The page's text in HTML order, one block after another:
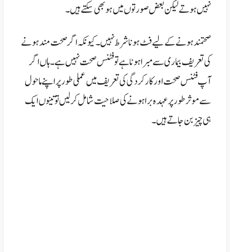
نہیں ہوتے لیکن بعض صورتوں میں ہو بھی سکتے ہیں۔
صحتمند ہونے کے لیے فٹ ہونا شرط نہیں۔ کیونکہ اگر صحت مند ہونے
کی تعریف بیماری سے مبرا ہونا ہے تو فٹنس صحت نہیں ہے۔ ہاں اگر
آپ فٹنس صحت اور کارکردگی کی تعریف میں عملی طور پر اپنے ماحول
سے موثر طور پر عہدہ برا ہونے کی صلاحیت شامل کر لیں تو تینوں ایک
ہی چیز بن جاتے ہیں۔